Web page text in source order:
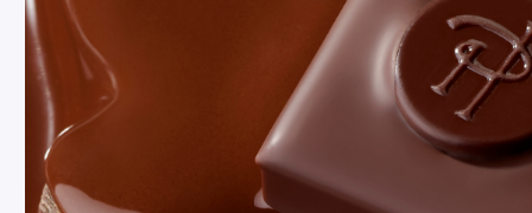
択
解
紅茶
アイスクリーム・ソル
冷凍